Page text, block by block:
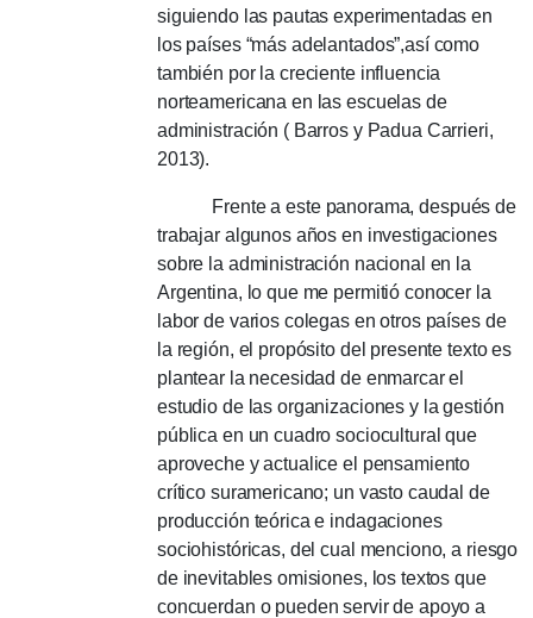
siguiendo las pautas experimentadas en
los países “más adelantados”,así como
también por la creciente influencia
norteamericana en las escuelas de
administración ( Barros y Padua Carrieri,
2013).
Frente a este panorama, después de
trabajar algunos años en investigaciones
sobre la administración nacional en la
Argentina, lo que me permitió conocer la
labor de varios colegas en otros países de
la región, el propósito del presente texto es
plantear la necesidad de enmarcar el
estudio de las organizaciones y la gestión
pública en un cuadro sociocultural que
aproveche y actualice el pensamiento
crítico suramericano; un vasto caudal de
producción teórica e indagaciones
sociohistóricas, del cual menciono, a riesgo
de inevitables omisiones, los textos que
concuerdan o pueden servir de apoyo a